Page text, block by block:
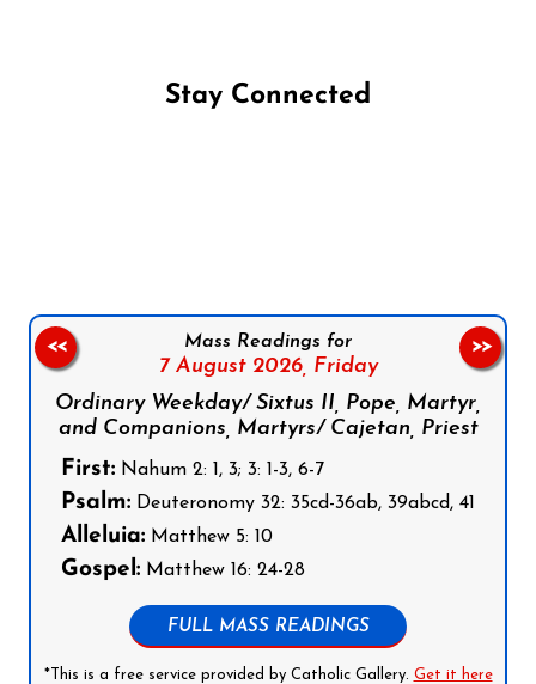
Stay Connected
Mass Readings for
7 August 2026, Friday
Ordinary Weekday/ Sixtus II, Pope, Martyr,
and Companions, Martyrs/ Cajetan, Priest
First: Nahum 2: 1, 3; 3: 1-3, 6-7
Psalm: Deuteronomy 32: 35cd-36ab, 39abcd, 41
Alleluia: Matthew 5: 10
Gospel: Matthew 16: 24-28
FULL MASS READINGS
*This is a free service provided by Catholic Gallery. Get it here
<< >>